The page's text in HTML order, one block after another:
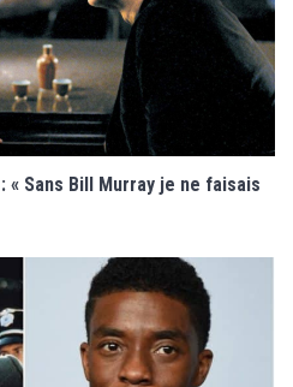
Sans Bill Murray je ne faisais